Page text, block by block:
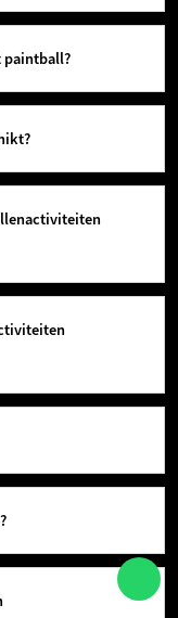
paintball?